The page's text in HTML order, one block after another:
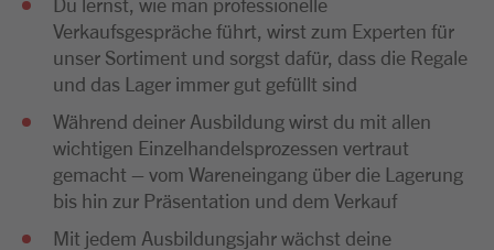
Verkaufsgespräche führt, wirst zum Experten für
unser Sortiment und sorgst dafür, dass die Regale
und das Lager immer gut gefüllt sind
Während deiner Ausbildung wirst du mit allen
wichtigen Einzelhandelsprozessen vertraut
gemacht – vom Wareneingang über die Lagerung
bis hin zur Präsentation und dem Verkauf
Mit jedem Ausbildungsjahr wächst deine